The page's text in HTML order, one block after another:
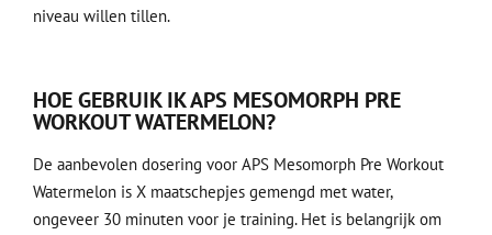
niveau willen tillen.
HOE GEBRUIK IK APS MESOMORPH PRE
WORKOUT WATERMELON?
De aanbevolen dosering voor APS Mesomorph Pre Workout
Watermelon is X maatschepjes gemengd met water,
ongeveer 30 minuten voor je training. Het is belangrijk om